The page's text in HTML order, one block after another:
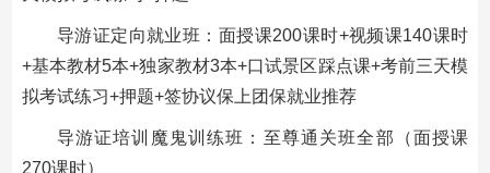
导游证定向就业班：面授课200课时+视频课140课时
+基本教材5本+独家教材3本+口试景区踩点课+考前三天模
拟考试练习+押题+签协议保上团保就业推荐
导游证培训魔鬼训练班：至尊通关班全部（面授课
270课时）